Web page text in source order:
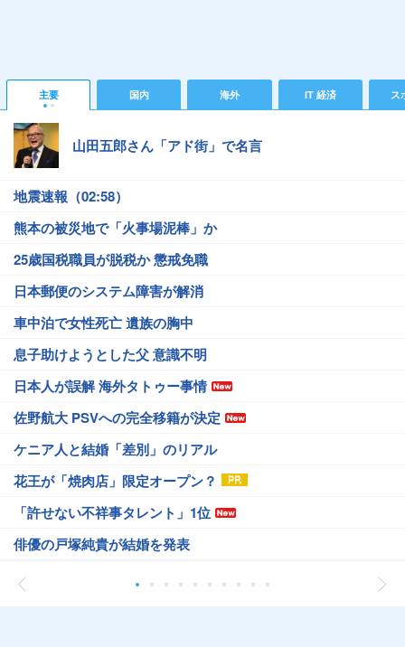
主要 国内 海外 IT 経済 ス
山田五郎さん「アド街」で名言
地震速報（02:58）
熊本の被災地で「火事場泥棒」か
25歳国税職員が脱税か 懲戒免職
日本郵便のシステム障害が解消
車中泊で女性死亡 遺族の胸中
息子助けようとした父 意識不明
日本人が誤解 海外タトゥー事情
佐野航大 PSVへの完全移籍が決定
ケニア人と結婚「差別」のリアル
花王が「焼肉店」限定オープン？
「許せない不祥事タレント」1位
俳優の戸塚純貴が結婚を発表